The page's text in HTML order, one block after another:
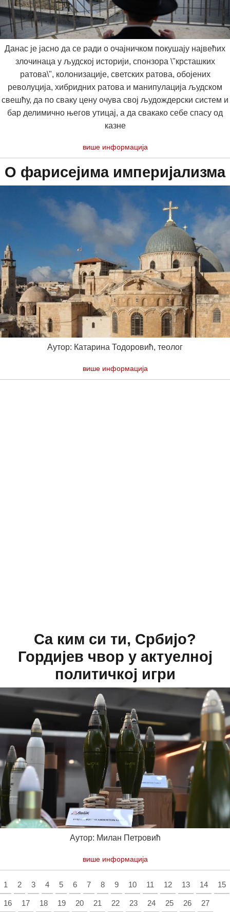
Данас је јасно да се ради о очајничком покушају највећих
злочинаца у људској историји, спонзора \"крсташких
ратова\", колонизације, светских ратова, обојених
револуција, хибридних ратова и манипулација људском
свешћу, да по сваку цену очува свој људождерски систем и
бар делимично његов утицај, а да свакако себе спасу од
казне
више информација
О фарисејима империјализма
Аутор: Катарина Тодоровић, теолог
више информација
Са ким си ти, Србијо?
Гордијев чвор у актуелној
политичкој игри
Аутор: Милан Петровић
више информација
1 2 3 4 5 6 7 8 9 10 11 12 13 14 15
16 17 18 19 20 21 22 23 24 25 26 27